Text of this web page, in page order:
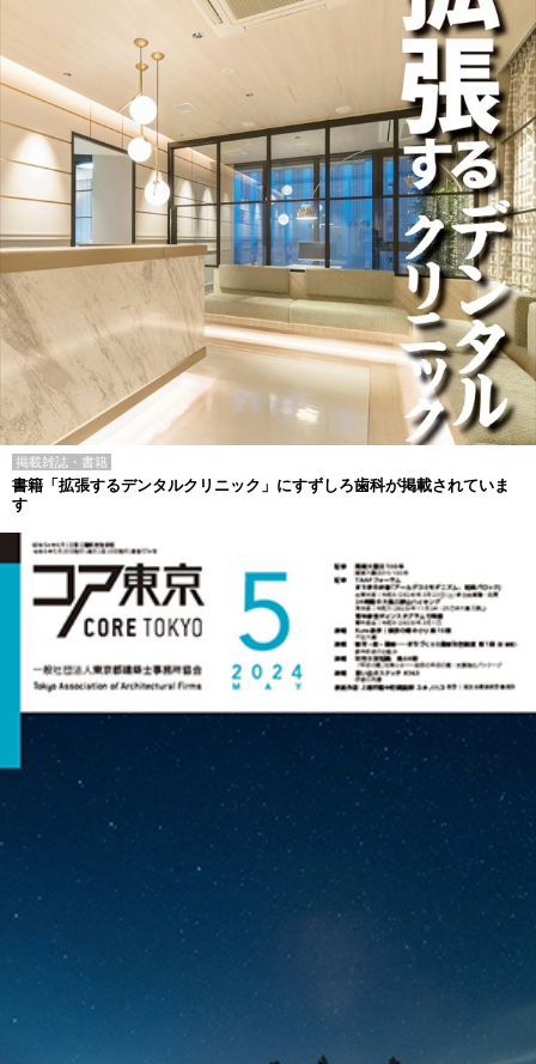
掲載雑誌・書籍
書籍「拡張するデンタルクリニック」にすずしろ歯科が掲載されていま
す